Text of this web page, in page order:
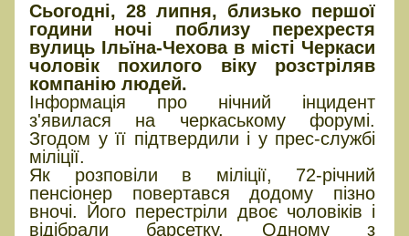
Сьогодні, 28 липня, близько першої
години ночі поблизу перехрестя
вулиць Ільїна-Чехова в місті Черкаси
чоловік похилого віку розстріляв
компанію людей.
Інформація про нічний інцидент
з'явилася на черкаському форумі.
Згодом у її підтвердили і у прес-службі
міліції.
Як розповіли в міліції, 72-річний
пенсіонер повертався додому пізно
вночі. Його перестріли двоє чоловіків і
відібрали барсетку. Одному з